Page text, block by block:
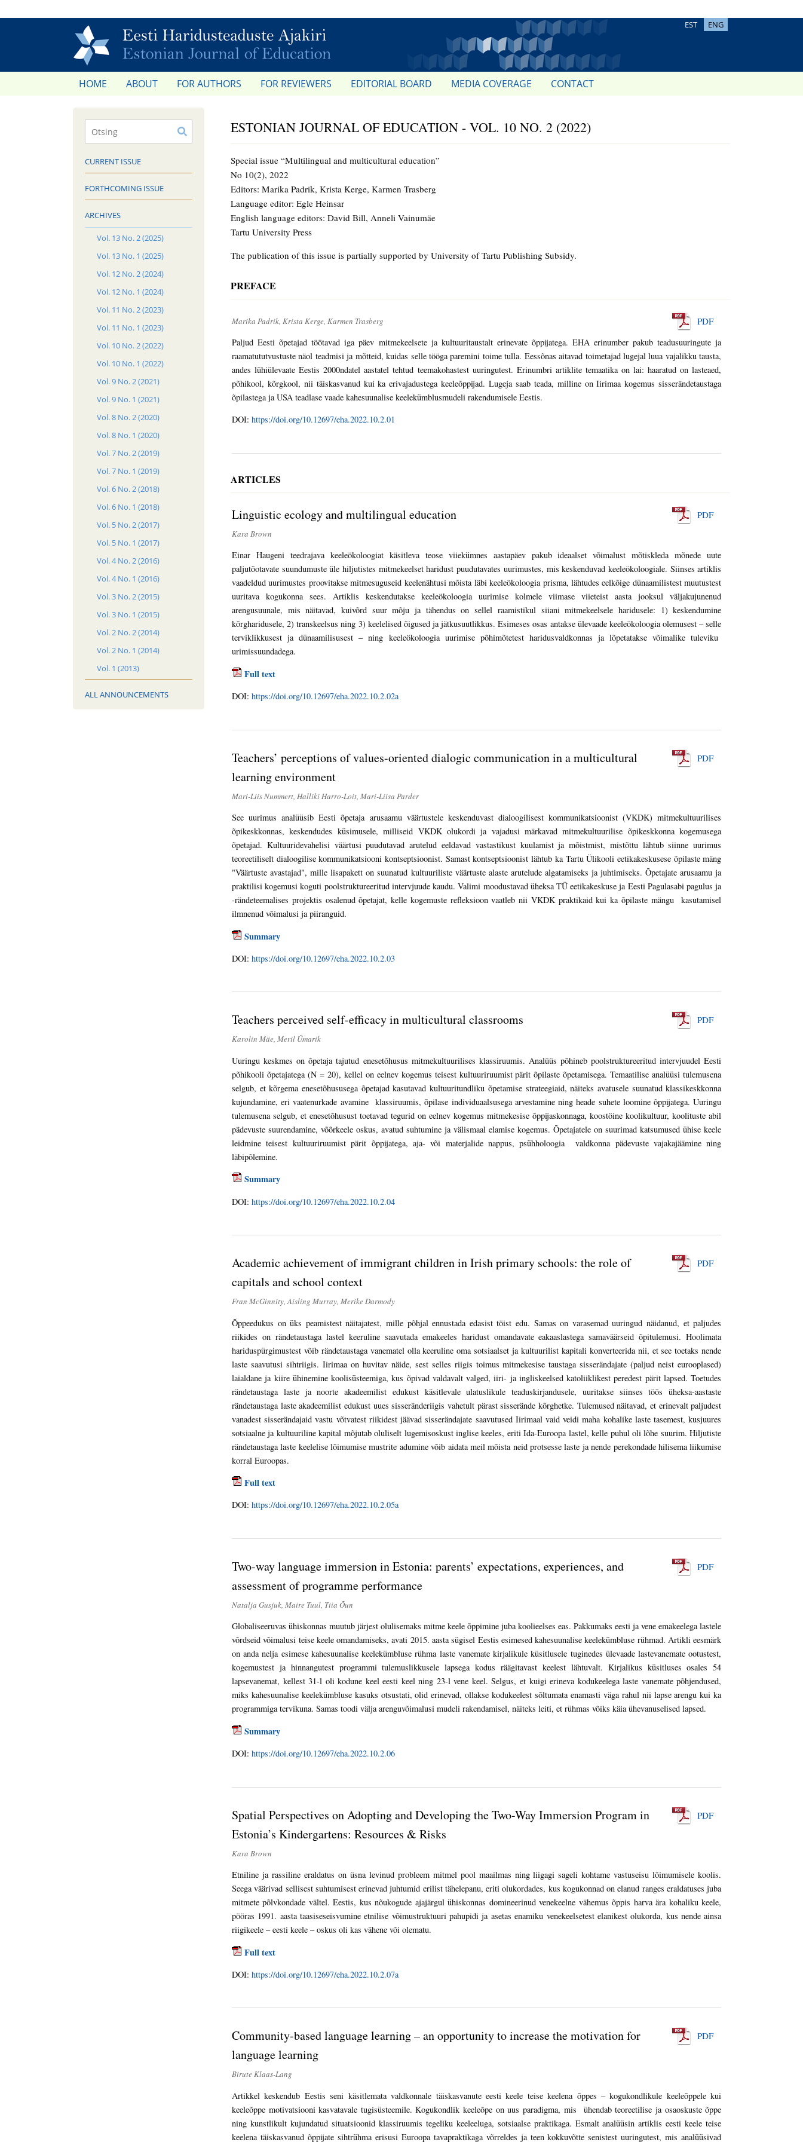
HOME ABOUT FOR AUTHORS FOR REVIEWERS EDITORIAL BOARD MEDIA COVERAGE CONTACT
EST ENG
CURRENT ISSUE
FORTHCOMING ISSUE
ARCHIVES
Vol. 13 No. 2 (2025)
Vol. 13 No. 1 (2025)
Vol. 12 No. 2 (2024)
Vol. 12 No. 1 (2024)
Vol. 11 No. 2 (2023)
Vol. 11 No. 1 (2023)
Vol. 10 No. 2 (2022)
Vol. 10 No. 1 (2022)
Vol. 9 No. 2 (2021)
Vol. 9 No. 1 (2021)
Vol. 8 No. 2 (2020)
Vol. 8 No. 1 (2020)
Vol. 7 No. 2 (2019)
Vol. 7 No. 1 (2019)
Vol. 6 No. 2 (2018)
Vol. 6 No. 1 (2018)
Vol. 5 No. 2 (2017)
Vol. 5 No. 1 (2017)
Vol. 4 No. 2 (2016)
Vol. 4 No. 1 (2016)
Vol. 3 No. 2 (2015)
Vol. 3 No. 1 (2015)
Vol. 2 No. 2 (2014)
Vol. 2 No. 1 (2014)
Vol. 1 (2013)
ALL ANNOUNCEMENTS
ESTONIAN JOURNAL OF EDUCATION - VOL. 10 NO. 2 (2022)
Special issue “Multilingual and multicultural education”
No 10(2), 2022
Editors: Marika Padrik, Krista Kerge, Karmen Trasberg
Language editor: Egle Heinsar
English language editors: David Bill, Anneli Vainumäe
Tartu University Press
The publication of this issue is partially supported by University of Tartu Publishing Subsidy.
PREFACE
Marika Padrik, Krista Kerge, Karmen Trasberg
Paljud Eesti õpetajad töötavad iga päev mitmekeelsete ja kultuuritaustalt erinevate õppijatega. EHA erinumber pakub teadusuuringute ja
raamatututvustuste näol teadmisi ja mõtteid, kuidas selle tööga paremini toime tulla. Eessõnas aitavad toimetajad lugejal luua vajalikku tausta,
andes lühiülevaate Eestis 2000ndatel aastatel tehtud teemakohastest uuringutest. Erinumbri artiklite temaatika on lai: haaratud on lasteaed,
põhikool, kõrgkool, nii täiskasvanud kui ka erivajadustega keeleõppijad. Lugeja saab teada, milline on Iirimaa kogemus sisserändetaustaga
õpilastega ja USA teadlase vaade kahesuunalise keelekümblusmudeli rakendumisele Eestis.
DOI: https://doi.org/10.12697/eha.2022.10.2.01
PDF
ARTICLES
Linguistic ecology and multilingual education
Kara Brown
Einar Haugeni teedrajava keeleökoloogiat käsitleva teose viiekümnes aastapäev pakub ideaalset võimalust mõtiskleda mõnede uute
paljutõotavate suundumuste üle hiljutistes mitmekeelset haridust puudutavates uurimustes, mis keskenduvad keeleökoloogiale. Siinses artiklis
vaadeldud uurimustes proovitakse mitmesuguseid keelenähtusi mõista läbi keeleökoloogia prisma, lähtudes eelkõige dünaamilistest muutustest
uuritava kogukonna sees. Artiklis keskendutakse keeleökoloogia uurimise kolmele viimase viieteist aasta jooksul väljakujunenud
arengusuunale, mis näitavad, kuivõrd suur mõju ja tähendus on sellel raamistikul siiani mitmekeelsele haridusele: 1) keskendumine
kõrgharidusele, 2) transkeelsus ning 3) keelelised õigused ja jätkusuutlikkus. Esimeses osas antakse ülevaade keeleökoloogia olemusest – selle
terviklikkusest ja dünaamilisusest – ning keeleökoloogia uurimise põhimõtetest haridusvaldkonnas ja lõpetatakse võimalike tuleviku
urimissuundadega.
Full text
DOI: https://doi.org/10.12697/eha.2022.10.2.02a
PDF
Teachers’ perceptions of values-oriented dialogic communication in a multicultural
learning environment
Mari-Liis Nummert, Halliki Harro-Loit, Mari-Liisa Parder
See uurimus analüüsib Eesti õpetaja arusaamu väärtustele keskenduvast dialoogilisest kommunikatsioonist (VKDK) mitmekultuurilises
õpikeskkonnas, keskendudes küsimusele, milliseid VKDK olukordi ja vajadusi märkavad mitmekultuurilise õpikeskkonna kogemusega
õpetajad. Kultuuridevahelisi väärtusi puudutavad arutelud eeldavad vastastikust kuulamist ja mõistmist, mistõttu lähtub siinne uurimus
teoreetiliselt dialoogilise kommunikatsiooni kontseptsioonist. Samast kontseptsioonist lähtub ka Tartu Ülikooli eetikakeskusese õpilaste mäng
"Väärtuste avastajad", mille lisapakett on suunatud kultuuriliste väärtuste alaste arutelude algatamiseks ja juhtimiseks. Õpetajate arusaamu ja
praktilisi kogemusi koguti poolstruktureeritud intervjuude kaudu. Valimi moodustavad üheksa TÜ eetikakeskuse ja Eesti Pagulasabi pagulus ja
-rändeteemalises projektis osalenud õpetajat, kelle kogemuste refleksioon vaatleb nii VKDK praktikaid kui ka õpilaste mängu kasutamisel
ilmnenud võimalusi ja piiranguid.
Summary
DOI: https://doi.org/10.12697/eha.2022.10.2.03
PDF
Teachers perceived self-efficacy in multicultural classrooms
Karolin Mäe, Meril Ümarik
Uuringu keskmes on õpetaja tajutud enesetõhusus mitmekultuurilises klassiruumis. Analüüs põhineb poolstruktureeritud intervjuudel Eesti
põhikooli õpetajatega (N = 20), kellel on eelnev kogemus teisest kultuuriruumist pärit õpilaste õpetamisega. Temaatilise analüüsi tulemusena
selgub, et kõrgema enesetõhususega õpetajad kasutavad kultuuritundliku õpetamise strateegiaid, näiteks avatusele suunatud klassikeskkonna
kujundamine, eri vaatenurkade avamine klassiruumis, õpilase individuaalsusega arvestamine ning heade suhete loomine õppijatega. Uuringu
tulemusena selgub, et enesetõhusust toetavad tegurid on eelnev kogemus mitmekesise õppijaskonnaga, koostöine koolikultuur, koolituste abil
pädevuste suurendamine, võõrkeele oskus, avatud suhtumine ja välismaal elamise kogemus. Õpetajatele on suurimad katsumused ühise keele
leidmine teisest kultuuriruumist pärit õppijatega, aja- või materjalide nappus, psühholoogia valdkonna pädevuste vajakajäämine ning
läbipõlemine.
Summary
DOI: https://doi.org/10.12697/eha.2022.10.2.04
PDF
Academic achievement of immigrant children in Irish primary schools: the role of
capitals and school context
Fran McGinnity, Aisling Murray, Merike Darmody
Õppeedukus on üks peamistest näitajatest, mille põhjal ennustada edasist töist edu. Samas on varasemad uuringud näidanud, et paljudes
riikides on rändetaustaga lastel keeruline saavutada emakeeles haridust omandavate eakaaslastega samaväärseid õpitulemusi. Hoolimata
hariduspürgimustest võib rändetaustaga vanematel olla keeruline oma sotsiaalset ja kultuurilist kapitali konverteerida nii, et see toetaks nende
laste saavutusi sihtriigis. Iirimaa on huvitav näide, sest selles riigis toimus mitmekesise taustaga sisserändajate (paljud neist eurooplased)
laialdane ja kiire ühinemine koolisüsteemiga, kus õpivad valdavalt valged, iiri- ja ingliskeelsed katoliiklikest peredest pärit lapsed. Toetudes
rändetaustaga laste ja noorte akadeemilist edukust käsitlevale ulatuslikule teaduskirjandusele, uuritakse siinses töös üheksa-aastaste
rändetaustaga laste akadeemilist edukust uues sisseränderiigis vahetult pärast sisserände kõrghetke. Tulemused näitavad, et erinevalt paljudest
vanadest sisserändajaid vastu võtvatest riikidest jäävad sisserändajate saavutused Iirimaal vaid veidi maha kohalike laste tasemest, kusjuures
sotsiaalne ja kultuuriline kapital mõjutab oluliselt lugemisoskust inglise keeles, eriti Ida-Euroopa lastel, kelle puhul oli lõhe suurim. Hiljutiste
rändetaustaga laste keelelise lõimumise mustrite adumine võib aidata meil mõista neid protsesse laste ja nende perekondade hilisema liikumise
korral Euroopas.
Full text
DOI: https://doi.org/10.12697/eha.2022.10.2.05a
PDF
Two-way language immersion in Estonia: parents’ expectations, experiences, and
assessment of programme performance
Natalja Gusjuk, Maire Tuul, Tiia Õun
Globaliseeruvas ühiskonnas muutub järjest olulisemaks mitme keele õppimine juba koolieelses eas. Pakkumaks eesti ja vene emakeelega lastele
võrdseid võimalusi teise keele omandamiseks, avati 2015. aasta sügisel Eestis esimesed kahesuunalise keelekümbluse rühmad. Artikli eesmärk
on anda nelja esimese kahesuunalise keelekümbluse rühma laste vanemate kirjalikule küsitlusele tuginedes ülevaade lastevanemate ootustest,
kogemustest ja hinnangutest programmi tulemuslikkusele lapsega kodus räägitavast keelest lähtuvalt. Kirjalikus küsitluses osales 54
lapsevanemat, kellest 31-l oli kodune keel eesti keel ning 23-l vene keel. Selgus, et kuigi erineva kodukeelega laste vanemate põhjendused,
miks kahesuunalise keelekümbluse kasuks otsustati, olid erinevad, ollakse kodukeelest sõltumata enamasti väga rahul nii lapse arengu kui ka
programmiga tervikuna. Samas toodi välja arenguvõimalusi mudeli rakendamisel, näiteks leiti, et rühmas võiks käia ühevanuselised lapsed.
Summary
DOI: https://doi.org/10.12697/eha.2022.10.2.06
PDF
Spatial Perspectives on Adopting and Developing the Two-Way Immersion Program in
Estonia’s Kindergartens: Resources & Risks
Kara Brown
Etniline ja rassiline eraldatus on üsna levinud probleem mitmel pool maailmas ning liigagi sageli kohtame vastuseisu lõimumisele koolis.
Seega väärivad sellisest suhtumisest erinevad juhtumid erilist tähelepanu, eriti olukordades, kus kogukonnad on elanud ranges eraldatuses juba
mitmete põlvkondade vältel. Eestis, kus nõukogude ajajärgul ühiskonnas domineerinud venekeelne vähemus õppis harva ära kohaliku keele,
pööras 1991. aasta taasiseseisvumine etnilise võimustruktuuri pahupidi ja asetas enamiku venekeelsetest elanikest olukorda, kus nende ainsa
riigikeele – eesti keele – oskus oli kas vähene või olematu.
Full text
DOI: https://doi.org/10.12697/eha.2022.10.2.07a
PDF
Community-based language learning – an opportunity to increase the motivation for
language learning
Birute Klaas-Lang
Artikkel keskendub Eestis seni käsitlemata valdkonnale täiskasvanute eesti keele teise keelena õppes – kogukondlikule keeleõppele kui
keeleõppe motivatsiooni kasvatavale tugisüsteemile. Kogukondlik keeleõpe on uus paradigma, mis ühendab teoreetilise ja osaoskuste õppe
ning kunstlikult kujundatud situatsioonid klassiruumis tegeliku keeleeluga, sotsiaalse praktikaga. Esmalt analüüsin artiklis eesti keele teise
keelena täiskasvanud õppijate sihtrühma erisusi Euroopa tavapraktikaga võrreldes ja teen kokkuvõtte senistest uuringutest, mis analüüsivad
PDF